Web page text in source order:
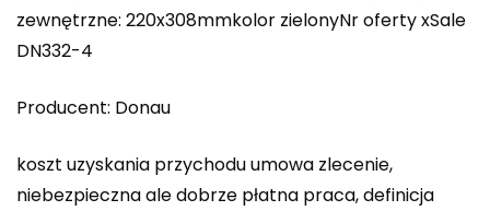
zewnętrzne: 220x308mmkolor zielonyNr oferty xSale
DN332-4
Producent: Donau
koszt uzyskania przychodu umowa zlecenie,
niebezpieczna ale dobrze płatna praca, definicja